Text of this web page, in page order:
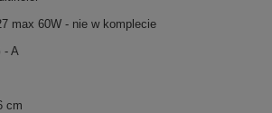
max 60W - nie w komplecie
- A
cm